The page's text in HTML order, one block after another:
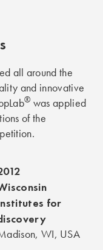
all around the
and innovative
® was applied
of the
for
WI, USA